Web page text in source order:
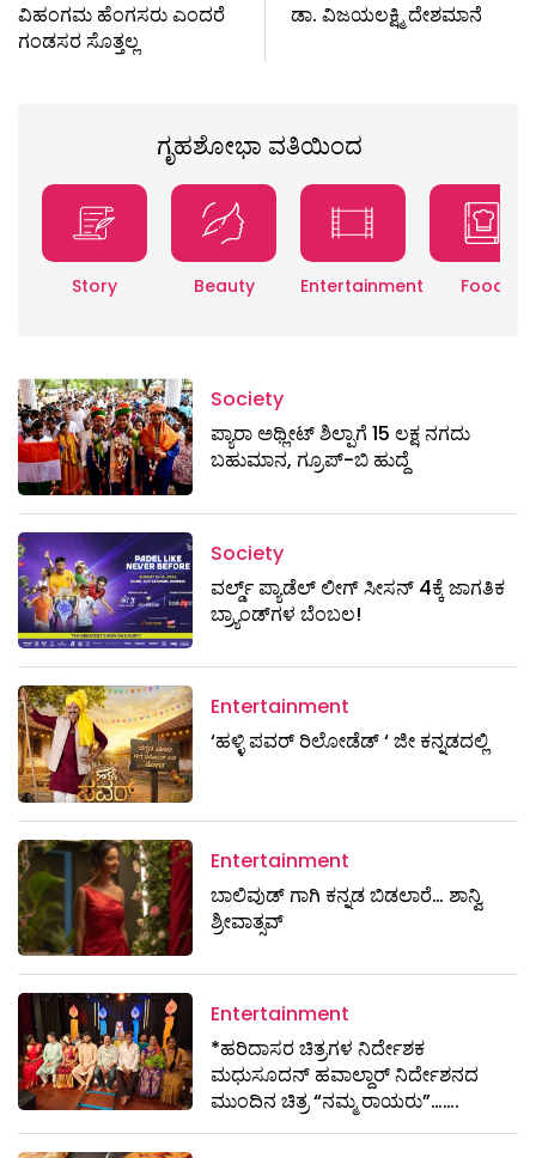
ವಿಹಂಗಮ ಹೆಂಗಸರು ಎಂದರೆ
ಗಂಡಸರ ಸೊತ್ತಲ್ಲ
ಡಾ. ವಿಜಯಲಕ್ಷ್ಮಿ ದೇಶಮಾನೆ
ಗೃಹಶೋಭಾ ವತಿಯಿಂದ
Story Beauty Entertainment Food
Society
ಪ್ಯಾರಾ ಅಥ್ಲೀಟ್ ಶಿಲ್ಪಾಗೆ 15 ಲಕ್ಷ ನಗದು
ಬಹುಮಾನ, ಗ್ರೂಪ್-ಬಿ ಹುದ್ದೆ
Society
ವರ್ಲ್ಡ್ ಪ್ಯಾಡೆಲ್ ಲೀಗ್ ಸೀಸನ್ 4ಕ್ಕೆ ಜಾಗತಿಕ
ಬ್ರ್ಯಾಂಡ್‌ಗಳ ಬೆಂಬಲ!
Entertainment
‘ಹಳ್ಳಿ ಪವರ್ ರಿಲೋಡೆಡ್ ‘ ಜೀ ಕನ್ನಡದಲ್ಲಿ
Entertainment
ಬಾಲಿವುಡ್ ಗಾಗಿ ಕನ್ನಡ ಬಿಡಲಾರೆ… ಶಾನ್ವಿ
ಶ್ರೀವಾತ್ಸವ್
Entertainment
*ಹರಿದಾಸರ ಚಿತ್ರಗಳ ನಿರ್ದೇಶಕ
ಮಧುಸೂದನ್ ಹವಾಲ್ದಾರ್ ನಿರ್ದೇಶನದ
ಮುಂದಿನ ಚಿತ್ರ “ನಮ್ಮ ರಾಯರು”…….